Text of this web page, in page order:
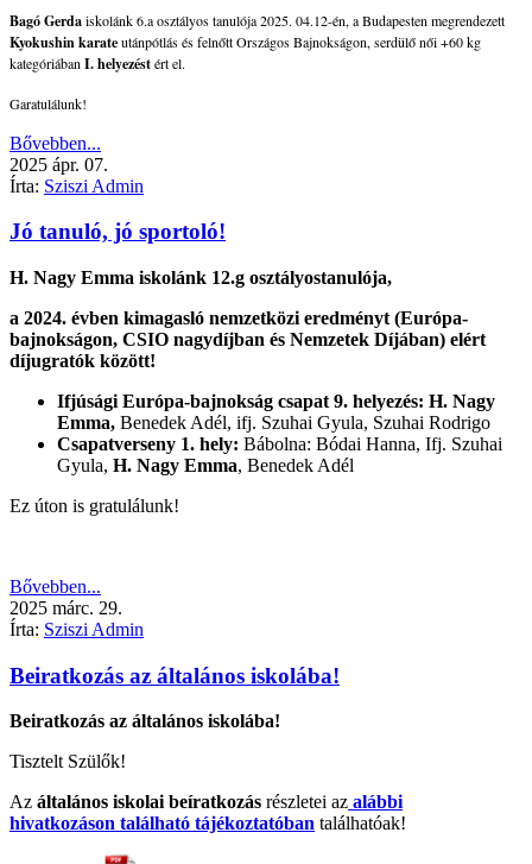
Bagó Gerdaiskolánk 6.a osztályos tanulója 2025. 04.12-én, a Budapesten megrendezett
Kyokushin karateutánpótlás és felnőtt Országos Bajnokságon, serdülő női +60 kg
kategóriában I. helyezéstért el.
Garatulálunk!
Bővebben...
2025 ápr. 07.
Írta: Sziszi Admin
Jó tanuló, jó sportoló!
H. Nagy Emma iskolánk 12.g osztályostanulója,
a 2024. évben kimagasló nemzetközi eredményt (Európa-
bajnokságon, CSIO nagydíjban és Nemzetek Díjában) elért
díjugratók között!
Ifjúsági Európa-bajnokság csapat 9. helyezés: H. Nagy
Emma, Benedek Adél, ifj. Szuhai Gyula, Szuhai Rodrigo
Csapatverseny 1. hely: Bábolna: Bódai Hanna, Ifj. Szuhai
Gyula, H. Nagy Emma, Benedek Adél
Ez úton is gratulálunk!
Bővebben...
2025 márc. 29.
Írta: Sziszi Admin
Beiratkozás az általános iskolába!
Beiratkozás az általános iskolába!
Tisztelt Szülők!
Az általános iskolai beíratkozás részletei az alábbi
hivatkozáson található tájékoztatóban találhatóak!